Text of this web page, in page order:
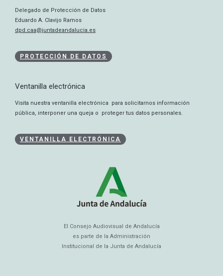
Delegado de Protección de Datos
Eduardo A. Clavijo Ramos
dpd.caa@juntadeandalucia.es
PROTECCIÓN DE DATOS
Ventanilla electrónica
Visita nuestra ventanilla electrónica para solicitarnos información
pública, interponer una queja o proteger tus datos personales.
VENTANILLA ELECTRÓNICA
El Consejo Audiovisual de Andalucía
es parte de la Administración
Institucional de la Junta de Andalucía